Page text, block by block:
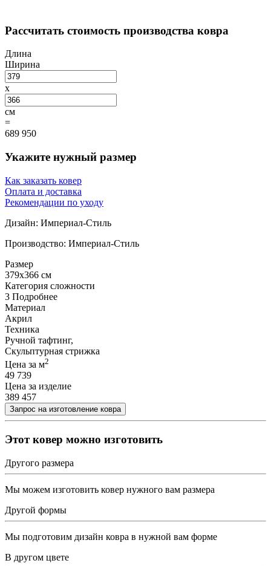
Рассчитать стоимость производства ковра
Длина
Ширина
x
см
=
689 950
Укажите нужный размер
Как заказать ковер
Оплата и доставка
Рекомендации по уходу
Дизайн: Империал-Стиль
Производство: Империал-Стиль
Размер
379x366 см
Категория сложности
3 Подробнее
Материал
Акрил
Техника
Ручной тафтинг,
Скульптурная стрижка
Цена за м2
49 739
Цена за изделие
389 457
Этот ковер можно изготовить
Другого размера
Мы можем изготовить ковер нужного вам размера
Другой формы
Мы подготовим дизайн ковра в нужной вам форме
В другом цвете